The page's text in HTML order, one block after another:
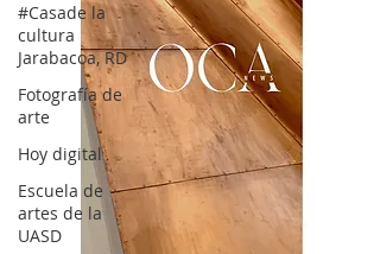
#Casade la
cultura
Jarabacoa, RD
Fotografía de
arte
Hoy digital
Escuela de
artes de la
UASD